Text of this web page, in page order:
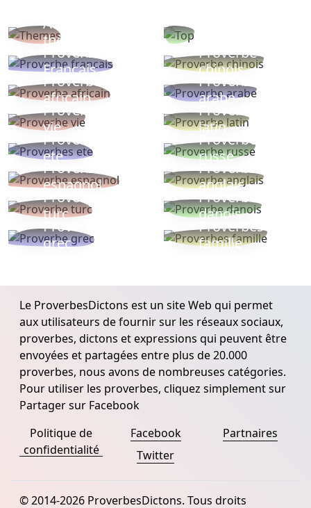
Autres
thèmes
Proverbe
Français
Proverbe
chinois
Proverbe
africain
Proverbe
arabe
Proverbe
vie
Proverbe
latin
Proverbes
ete
Proverbe
russe
Proverbe
espagnol
Proverbe
anglais
Proverbe
turc
Proverbe
danois
Proverbe
grec
Proverbes
famille
Le ProverbesDictons est un site Web qui permet
aux utilisateurs de fournir sur les réseaux sociaux,
proverbes, dictons et expressions qui peuvent être
envoyées et partagées entre plus de 20.000
proverbes, nous avons de nombreuses catégories.
Pour utiliser les proverbes, cliquez simplement sur
Partager sur Facebook
Politique de
confidentialité
Facebook
Twitter
Partnaires
© 2014-2026 ProverbesDictons. Tous droits